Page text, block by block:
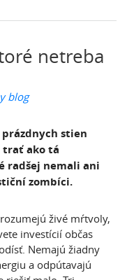
netreba
blog
stien
trať ako tá
radšej nemali ani
zombíci.
živé mŕtvoly,
investícií občas
Nemajú žiadny
a odpútavajú